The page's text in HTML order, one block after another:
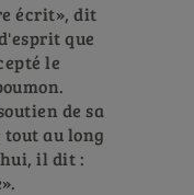
écrit», dit
que
le
de sa
au long
il dit :